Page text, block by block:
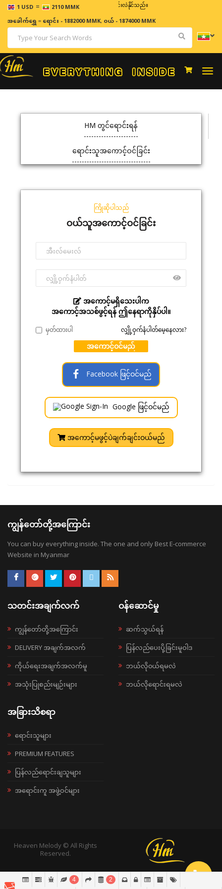
1 USD = 2110 MMK
ဈေးနှုန်းများသည် အချိန်နှင့် အမျှပြောင်းလဲနိုင်သည်။
အခေါက်ရွှေ=ရောင်း - 1882000 MMK, ဝယ် - 1874000 MMK
HM တွင်ရောင်းရန်
ရောင်းသူအကောင့်ဝင်ခြင်း
ကြိုဆိုပါသည်
ဝယ်သူအကောင့်ဝင်ခြင်း
အကောင့်မရှိသေးပါက
အကောင့်အသစ်ဖွင့်ရန် ဤနေရာကိုနှိပ်ပါ။
မှတ်ထားပါ လျှို့ဝှက်နံပါတ်မေ့နေလား?
အကောင့်ဝင်မည်
Facebook ဖြင့်ဝင်မည်
Google ဖြင့်ဝင်မည်
အကောင့်မဖွင့်ပဲချက်ချင်းဝယ်မည်
ကျွန်တော်တို့အကြောင်း
You can buy everything inside. The one and only Best E-commerce
Website in Myanmar
သတင်းအချက်လက်
ကျွန်တော်တို့အကြောင်း
DELIVERY အချက်အလက်
ကိုယ်ရေးအချက်အလက်မူ
အသုံးပြုစည်းမျဉ်းများ
ဝန်ဆောင်မှု
ဆက်သွယ်ရန်
ပြန်လည်ပေးပို့ခြင်းမူဝါဒ
ဘယ်လို၀ယ်ရမလဲ
ဘယ်လိုရောင်းရမလဲ
အခြားသိစရာ
ရောင်းသူများ
PREMIUM FEATURES
ပြန်လည်ရောင်းချသူများ
အရောင်းကူ အဖွဲ့ဝင်များ
Heaven Melody © All Rights
Reserved.
4 2